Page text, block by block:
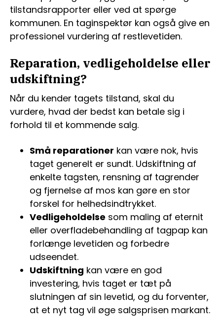
tilstandsrapporter eller ved at spørge
kommunen. En taginspektør kan også give en
professionel vurdering af restlevetiden.
Reparation, vedligeholdelse eller
udskiftning?
Når du kender tagets tilstand, skal du
vurdere, hvad der bedst kan betale sig i
forhold til et kommende salg.
Små reparationer kan være nok, hvis
taget generelt er sundt. Udskiftning af
enkelte tagsten, rensning af tagrender
og fjernelse af mos kan gøre en stor
forskel for helhedsindtrykket.
Vedligeholdelse som maling af eternit
eller overfladebehandling af tagpap kan
forlænge levetiden og forbedre
udseendet.
Udskiftning kan være en god
investering, hvis taget er tæt på
slutningen af sin levetid, og du forventer,
at et nyt tag vil øge salgsprisen markant.